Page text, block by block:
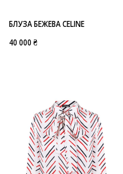
БЛУЗА БЕЖЕВА CELINE
40 000 ₴